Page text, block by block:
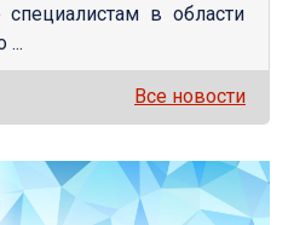
специалистам в области
...
Все новости